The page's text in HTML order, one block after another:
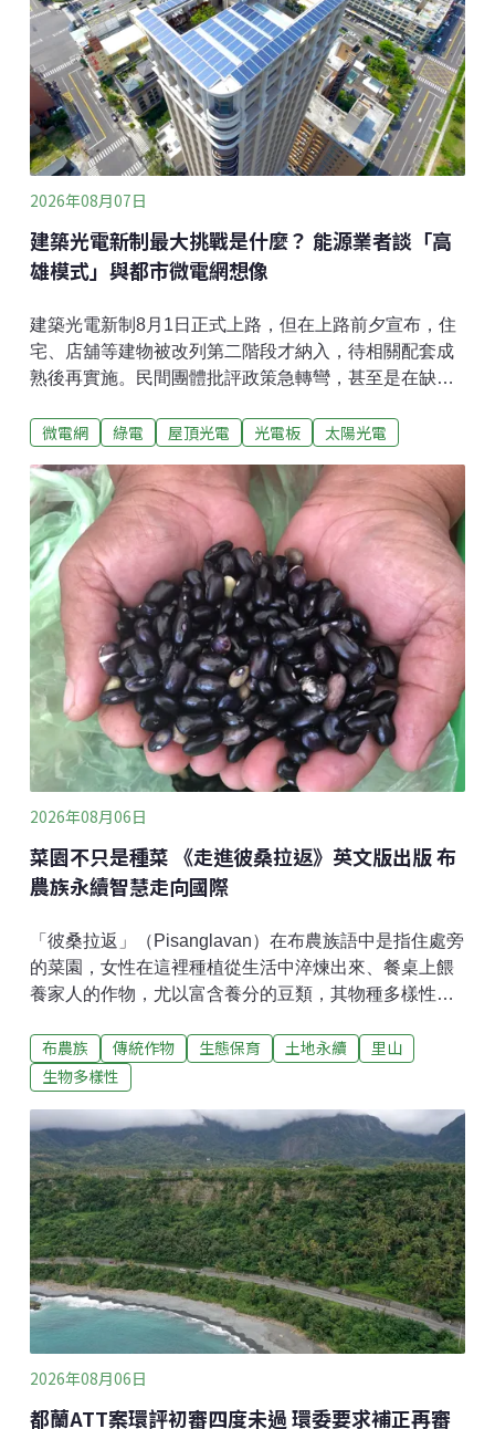
請分享這趟航程的成果。由於在倫敦時硬碟遭竊，許多
此次航程中珍貴的影像紀錄因此遺失，在失落之餘，陳
懷璞仍透過手寫的航海日記和少數影像資料，回溯這段
驚險卻深受啟發的航海經歷。陳懷璞與10位航海家一起
登上「南
2026年08月07日
建築光電新制最大挑戰是什麼？ 能源業者談「高
雄模式」與都市微電網想像
建築光電新制8月1日正式上路，但在上路前夕宣布，住
宅、店舖等建物被改列第二階段才納入，待相關配套成
熟後再實施。民間團體批評政策急轉彎，甚至是在缺乏
事長郭軒甫接受《環境資訊中心》專訪表示，新制轉彎
住宅光電最大的挑戰，在於建商普遍缺乏相關經驗。過
去高雄模式由光電廠商出錢建置並負責到底，但新制下
光電廠商大多只能轉為受託的施工廠商，既有運作方式
也隨之改變。儘管如此，他認為只要在設計與施工階段
選對專業業者，後續維運並不複雜。若制度能持續推
動，住宅光電不僅可帶動專業維運市場發展，也有助於
建構都市微電網、提升能源韌性。住宅光電踩煞車 高雄
怎麼走出自己的模式？建築光電新制1日上路，建物面積
達1000平方公尺以上的新建、增建或改建建物，每20平
方公尺須設置1kW太陽光電設備，預估每年可新增約
660MW裝置容量。然
微電網 綠電 屋頂光電 光電板 太陽光電
2026年08月06日
菜園不只是種菜 《走進彼桑拉返》英文版出版 布
農族永續智慧走向國際
「彼桑拉返」（Pisanglavan）在布農族語中是指住處旁
的菜園，女性在這裡種植從生活中淬煉出來、餐桌上餵
養家人的作物，尤以富含養分的豆類，其物種多樣性、
逐漸成為重要的保種與文化傳承場域，與全球力抗氣候
變遷、追求糧食安全的保育趨勢不謀而合。迪娜的菜園
類，習稱為「布農豆」。慈心有機農業發展基金會2014
年和一群布農族人啟動有機耕作延伸保育功能。輔導之
餘，看到「迪娜」（dina，布農族稱呼母親或女性長
輩）的菜園，認為其保留傳統維持糧食自主的方式，十
分值得探索。2018年起，林業保育署花蓮分署與慈心基
金會合作，陪伴卓溪鄉卓清村布農族人整理地方作物與
農耕知識，陸續挖掘及記錄30餘種豆類與穀物，並與部
落攜手成立「布農豆豆班」，整理布農豆永續利用、保
種的智慧，並維持種植家庭農園種植的習慣。
布農族 傳統作物 生態保育 土地永續
里山
生物多樣性
2026年08月06日
都蘭ATT案環評初審四度未過 環委要求補正再審